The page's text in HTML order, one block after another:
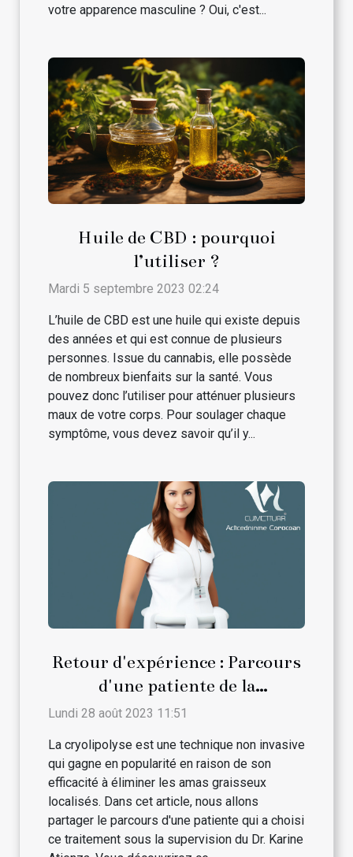
votre apparence masculine ? Oui, c'est...
Huile de CBD : pourquoi
l’utiliser ?
Mardi 5 septembre 2023 02:24
L’huile de CBD est une huile qui existe depuis
des années et qui est connue de plusieurs
personnes. Issue du cannabis, elle possède
de nombreux bienfaits sur la santé. Vous
pouvez donc l’utiliser pour atténuer plusieurs
maux de votre corps. Pour soulager chaque
symptôme, vous devez savoir qu’il y...
Retour d'expérience : Parcours
d'une patiente de la
cryolipolyse avec le Dr. Karine
Lundi 28 août 2023 11:51
La cryolipolyse est une technique non invasive
qui gagne en popularité en raison de son
efficacité à éliminer les amas graisseux
localisés. Dans cet article, nous allons
partager le parcours d'une patiente qui a choisi
ce traitement sous la supervision du Dr. Karine